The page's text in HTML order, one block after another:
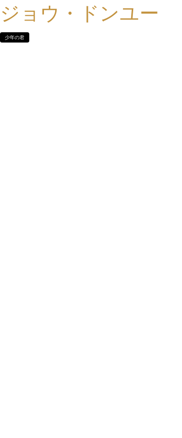
ジョウ・ドンユー
少年の君